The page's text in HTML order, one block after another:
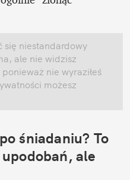
się niestandardowy
ale nie widzisz
nie wyraziłeś
możesz
śniadaniu? To
ale